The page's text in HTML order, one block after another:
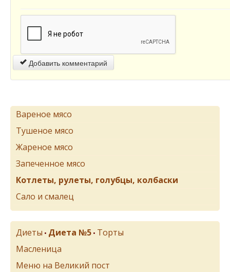
Добавить комментарий
Вареное мясо
Тушеное мясо
Жареное мясо
Запеченное мясо
Котлеты, рулеты, голубцы, колбаски
Сало и смалец
Диеты • Диета №5 • Торты
Масленица
Меню на Великий пост